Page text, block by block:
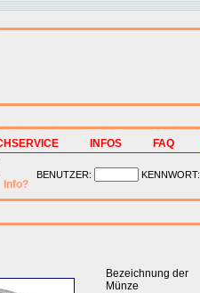
INFOS FAQ
Info?
BENUTZER: KENNWORT:
Bezeichnung der
Münze